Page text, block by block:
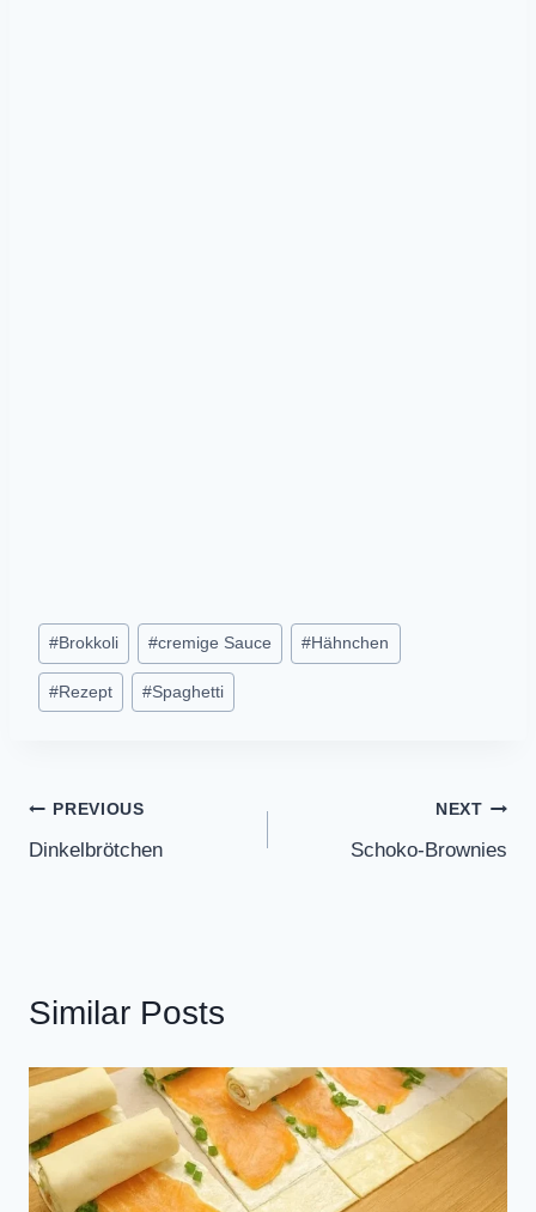
Post
Tags:
#Brokkoli #cremige Sauce #Hähnchen
#Rezept #Spaghetti
Post
navigation
PREVIOUS
Dinkelbrötchen
NEXT
Schoko-Brownies
Similar Posts